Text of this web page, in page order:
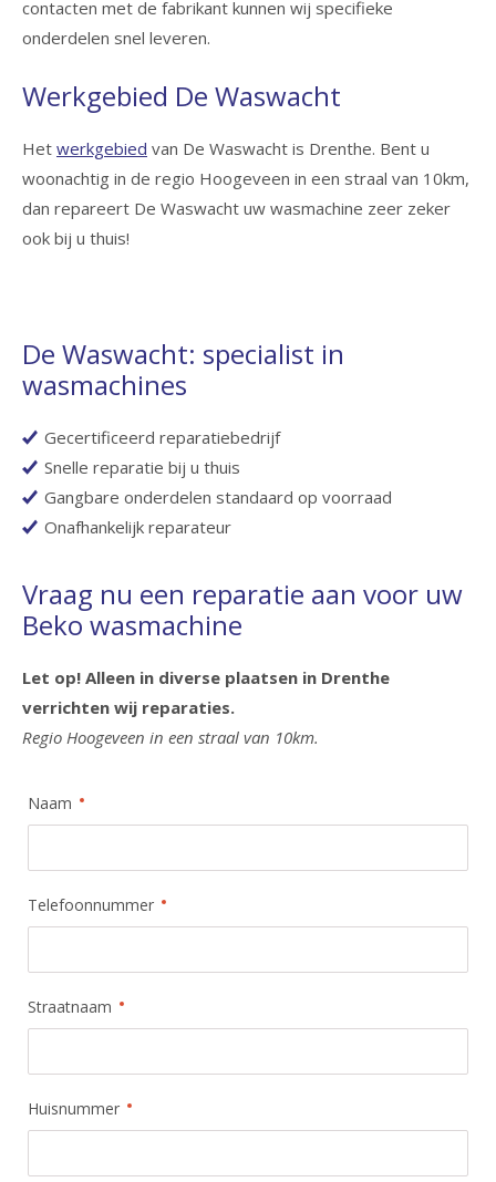
contacten met de fabrikant kunnen wij specifieke
onderdelen snel leveren.
Werkgebied De Waswacht
Het werkgebied van De Waswacht is Drenthe. Bent u
woonachtig in de regio Hoogeveen in een straal van 10km,
dan repareert De Waswacht uw wasmachine zeer zeker
ook bij u thuis!
De Waswacht: specialist in
wasmachines
Gecertificeerd reparatiebedrijf
Snelle reparatie bij u thuis
Gangbare onderdelen standaard op voorraad
Onafhankelijk reparateur
Vraag nu een reparatie aan voor uw
Beko wasmachine
Let op! Alleen in diverse plaatsen in Drenthe
verrichten wij reparaties.
Regio Hoogeveen in een straal van 10km.
Naam
Telefoonnummer
Straatnaam
Huisnummer